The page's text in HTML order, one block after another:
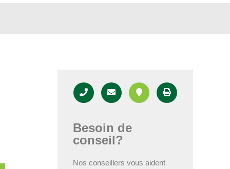
Besoin de
conseil?
Nos conseillers vous aident